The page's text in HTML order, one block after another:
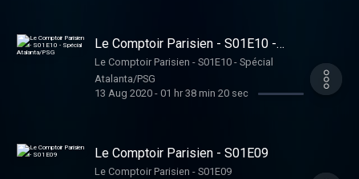
Le Comptoir Parisien - S01E10 -
Spécial Atalanta/PSG
Le Comptoir Parisien - S01E10 - Spécial
Atalanta/PSG
13 Aug 2020- 01 hr 38 min 20 sec
Le Comptoir Parisien - S01E09
Le Comptoir Parisien - S01E09